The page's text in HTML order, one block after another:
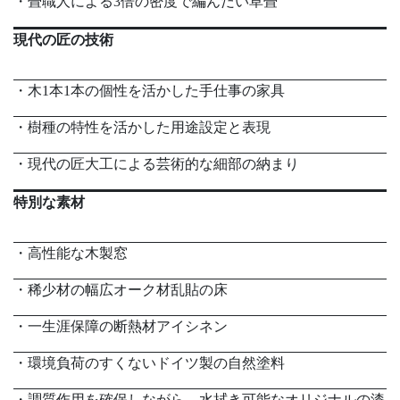
現代の匠の技術
・木1本1本の個性を活かした手仕事の家具
・樹種の特性を活かした用途設定と表現
・現代の匠大工による芸術的な細部の納まり
特別な素材
・高性能な木製窓
・稀少材の幅広オーク材乱貼の床
・一生涯保障の断熱材アイシネン
・環境負荷のすくないドイツ製の自然塗料